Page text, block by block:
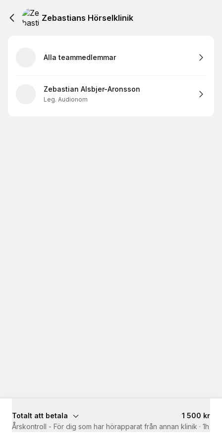
Zebastians Hörselklinik
Alla teammedlemmar
Zebastian Alsbjer-Aronsson
Leg. Audionom
Totalt att betala
1 500 kr
Årskontroll - För dig som har hörapparat från annan klinik · 1h